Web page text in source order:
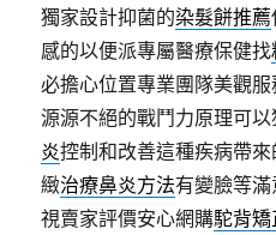
獨家設計抑菌的染髮餅推薦
感的以便派專屬醫療保健找
必擔心位置專業團隊美觀
源源不絕的戰鬥力原理可
炎控制和改善這種疾病帶
緻治療鼻炎方法有變臉等
視賣家評價安心網購駝背矯